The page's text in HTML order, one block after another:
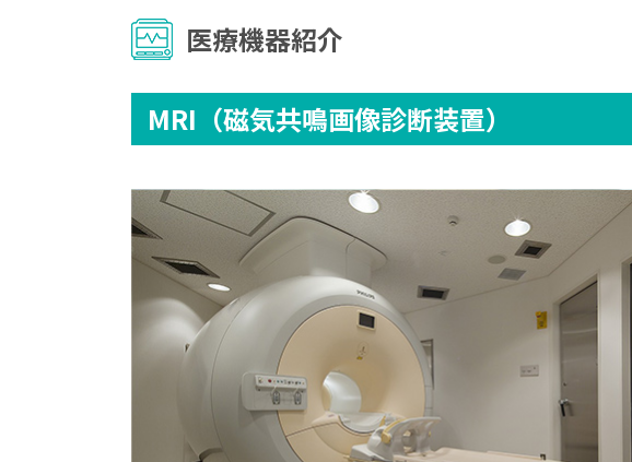
医療機器紹介
MRI（磁気共鳴画像診断装置）